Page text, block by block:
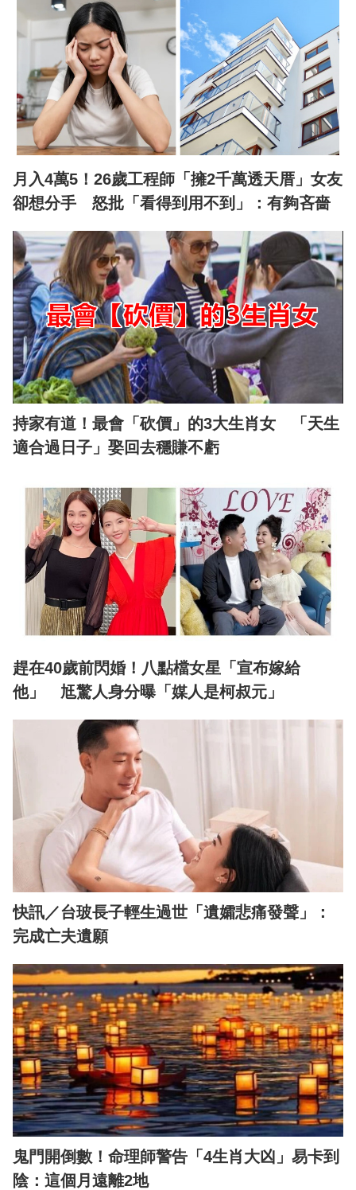
月入4萬5！26歲工程師「擁2千萬透天厝」女友
卻想分手 怒批「看得到用不到」：有夠吝嗇
持家有道！最會「砍價」的3大生肖女 「天生
適合過日子」娶回去穩賺不虧
趕在40歲前閃婚！八點檔女星「宣布嫁給
他」 尪驚人身分曝「媒人是柯叔元」
快訊／台玻長子輕生過世「遺孀悲痛發聲」：
完成亡夫遺願
鬼門開倒數！命理師警告「4生肖大凶」易卡到
陰：這個月遠離2地